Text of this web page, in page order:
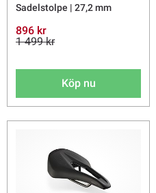
Sadelstolpe | 27,2 mm
896 kr
1 499 kr
Köp nu